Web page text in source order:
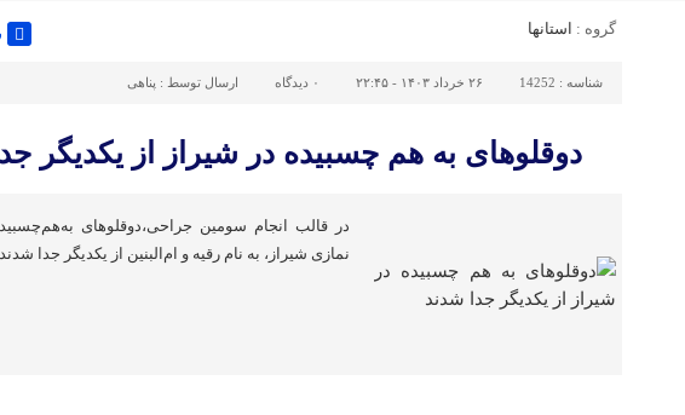
گروه : استانها
شناسه : 14252 ۲۶ خرداد ۱۴۰۳ - ۲۲:۴۵ ۰ دیدگاه ارسال توسط : پناهی
دوقلوهای به هم چسبیده در شیراز از یکدیگر
در قالب انجام سومین جراحی،دوقلوهای
نمازی شیراز، به نام رقیه و ام‌البنین از یکدیگر جدا